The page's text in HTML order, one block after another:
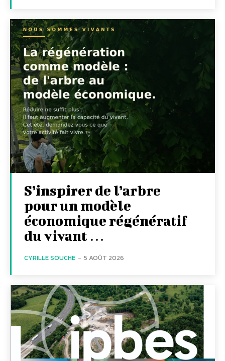
S’inspirer de l’arbre
pour un modèle
économique régénératif
du vivant …
CYRILLE SOUCHE - 5 AOÛT 2026